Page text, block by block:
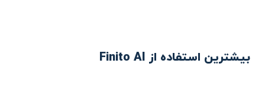
بیشترین استفاده از Finito AI